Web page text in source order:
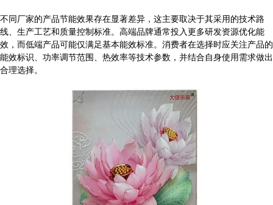
不同厂家的产品节能效果存在显著差异，这主要取决于其采用的技术路
线、生产工艺和质量控制标准。高端品牌通常投入更多研发资源优化能
效，而低端产品可能仅满足基本能效标准。消费者在选择时应关注产品的
能效标识、功率调节范围、热效率等技术参数，并结合自身使用需求做出
合理选择。